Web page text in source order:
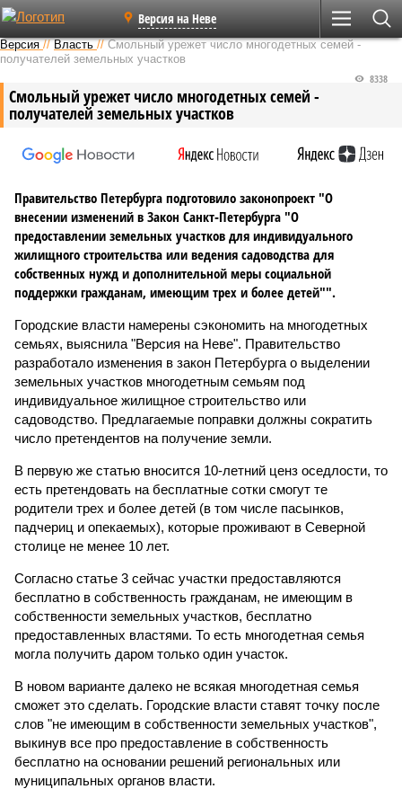
Версия на Неве
Версия //Власть //Смольный урежет число многодетных семей -
получателей земельных участков
Смольный урежет число многодетных семей -
получателей земельных участков
8338
Правительство Петербурга подготовило законопроект "О
внесении изменений в Закон Санкт‑Петербурга "О
предоставлении земельных участков для индивидуального
жилищного строительства или ведения садоводства для
собственных нужд и дополнительной меры социальной
поддержки гражданам, имеющим трех и более детей"".
Городские власти намерены сэкономить на многодетных
семьях, выяснила "Версия на Неве". Правительство
разработало изменения в закон Петербурга о выделении
земельных участков многодетным семьям под
индивидуальное жилищное строительство или
садоводство. Предлагаемые поправки должны сократить
число претендентов на получение земли.
В первую же статью вносится 10-летний ценз оседлости, то
есть претендовать на бесплатные сотки смогут те
родители трех и более детей (в том числе пасынков,
падчериц и опекаемых), которые проживают в Северной
столице не менее 10 лет.
Согласно статье 3 сейчас участки предоставляются
бесплатно в собственность гражданам, не имеющим в
собственности земельных участков, бесплатно
предоставленных властями. То есть многодетная семья
могла получить даром только один участок.
В новом варианте далеко не всякая многодетная семья
сможет это сделать. Городские власти ставят точку после
слов "не имеющим в собственности земельных участков",
выкинув все про предоставление в собственность
бесплатно на основании решений региональных или
муниципальных органов власти.